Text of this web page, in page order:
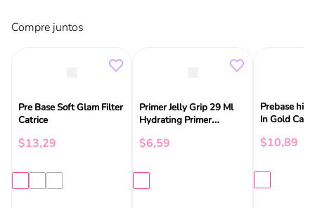
Compre juntos
Pre Base Soft Glam Filter
Catrice
$13,29
Primer Jelly Grip 29 Ml
Hydrating Primer
$6,59
Prebase
In Gold
$10,89